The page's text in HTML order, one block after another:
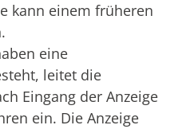
kann einem früheren
eine
leitet die
Eingang der Anzeige
ein. Die Anzeige